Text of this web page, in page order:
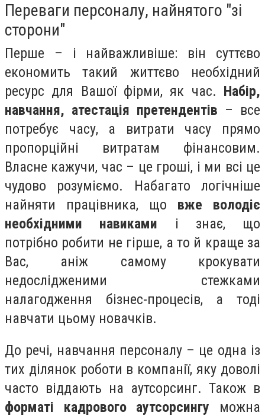
Переваги персоналу, найнятого "зі
сторони"
Перше – і найважливіше: він суттєво
економить такий життєво необхідний
ресурс для Вашої фірми, як час. Набір,
навчання, атестація претендентів – все
потребує часу, а витрати часу прямо
пропорційні витратам фінансовим.
Власне кажучи, час – це гроші, і ми всі це
чудово розуміємо. Набагато логічніше
найняти працівника, що вже володіє
необхідними навиками і знає, що
потрібно робити не гірше, а то й краще за
Вас, аніж самому крокувати
недослідженими стежками
налагодження бізнес-процесів, а тоді
навчати цьому новачків.
До речі, навчання персоналу – це одна із
тих ділянок роботи в компанії, яку доволі
часто віддають на аутсорсинг. Також в
форматі кадрового аутсорсингу можна